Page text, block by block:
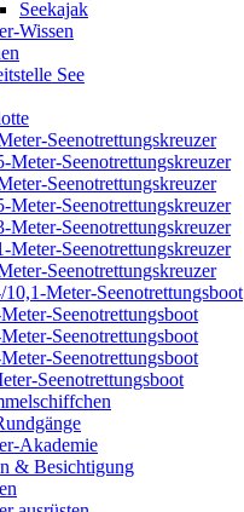
Seekajak
Wissen
See
Seenotrettungskreuzer
Meter-Seenotrettungskreuzer
Seenotrettungskreuzer
Meter-Seenotrettungskreuzer
Meter-Seenotrettungskreuzer
Meter-Seenotrettungskreuzer
Seenotrettungskreuzer
10,1-Meter-Seenotrettungsboot
Seenotrettungsboot
Seenotrettungsboot
Seenotrettungsboot
Seenotrettungsboot
Akademie
& Besichtigung